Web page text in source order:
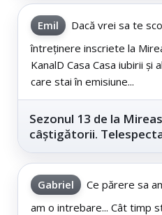
Emil
Dacă vrei sa te
întreținere inscriete la
KanalD Casa Casa iubirii
care stai în emisiune...
Sezonul 13 de la
câștigătorii.
Gabriel
Ce părere sa
am o intrebare... Cât timp